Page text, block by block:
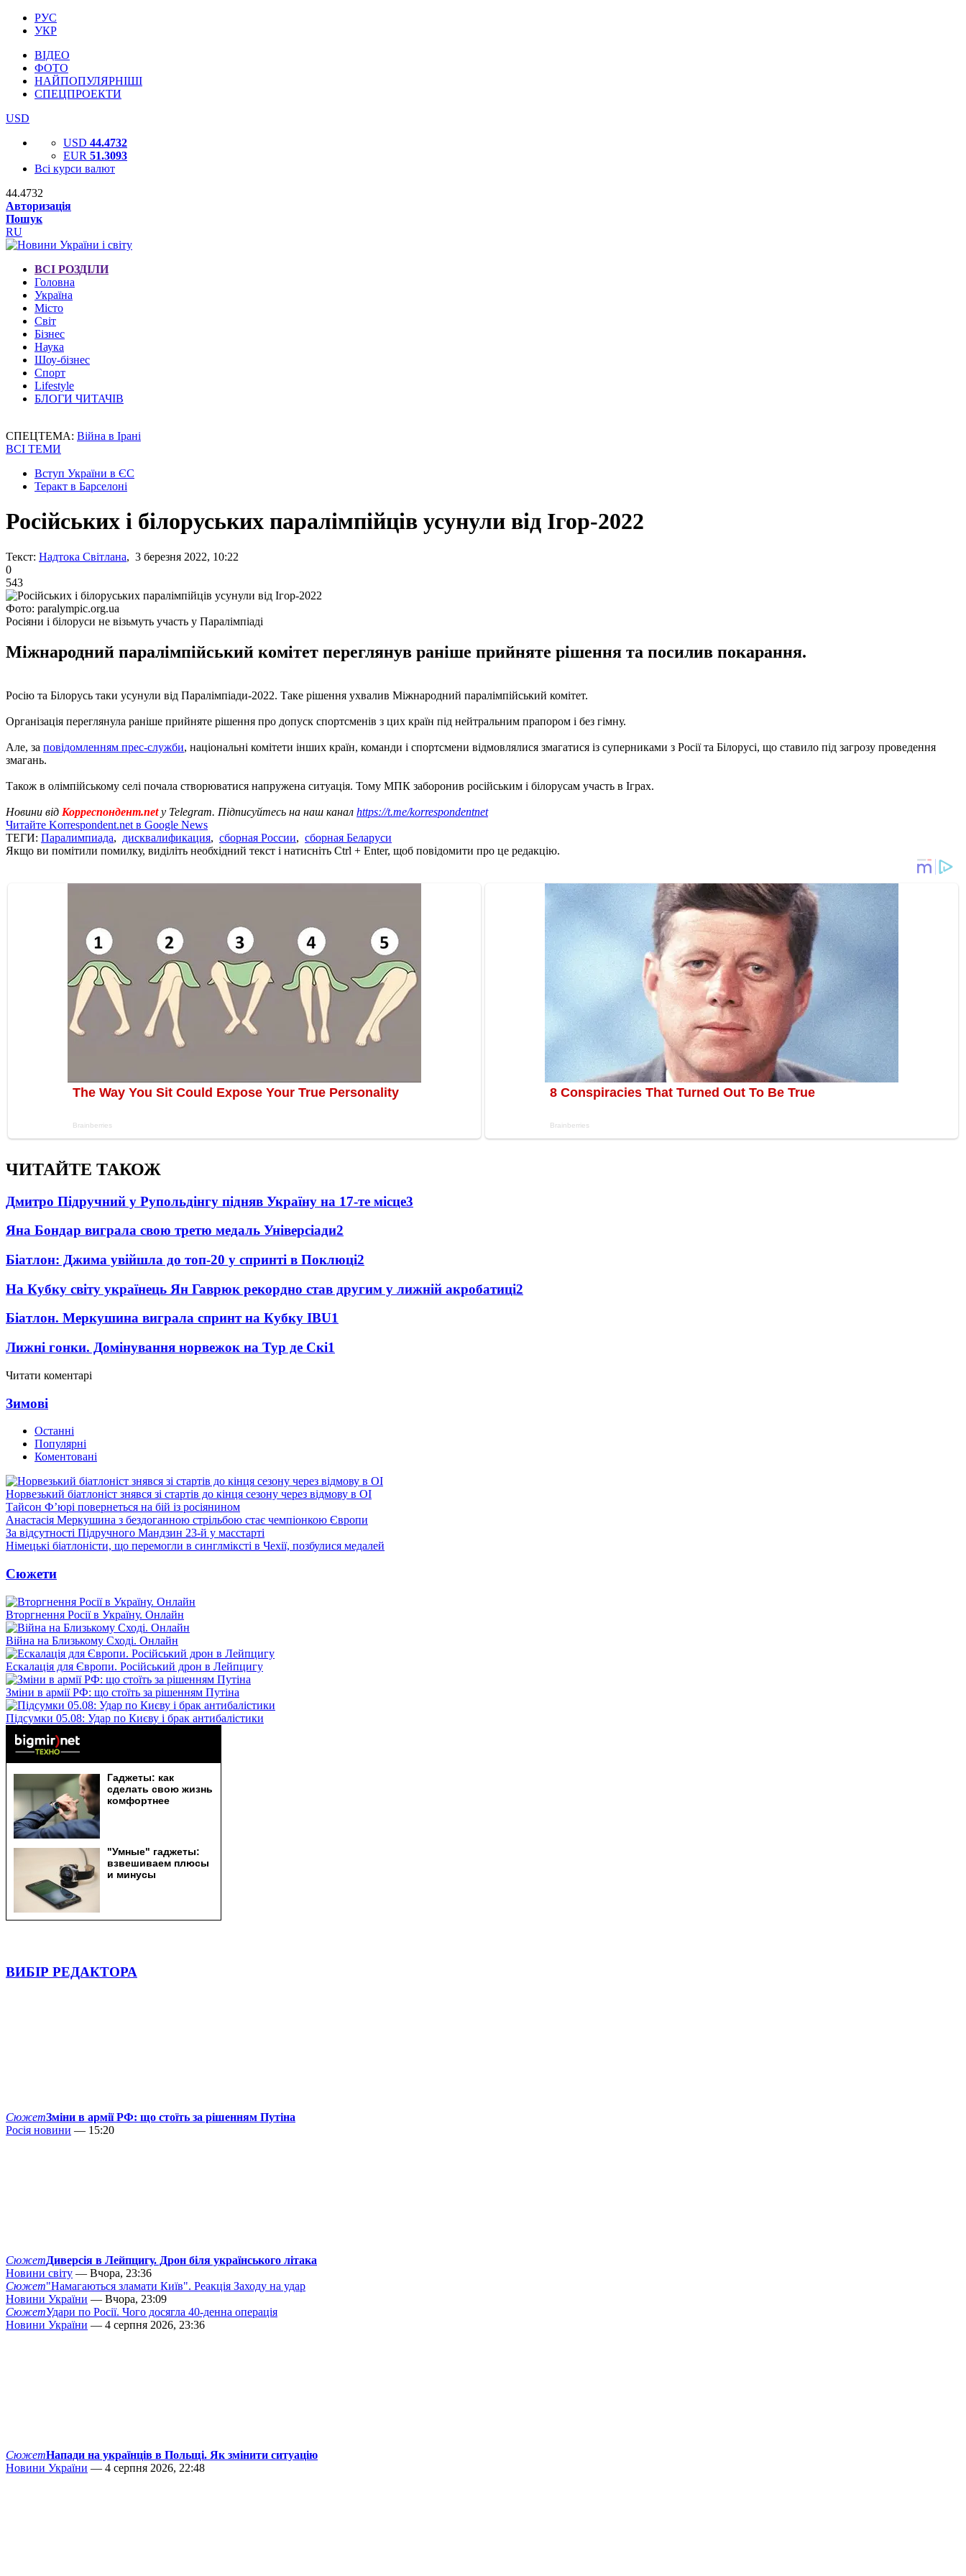
РУС
УКР
ВІДЕО
ФОТО
НАЙПОПУЛЯРНІШІ
СПЕЦПРОЕКТИ
USD
USD 44.4732
EUR 51.3093
Всі курси валют
44.4732
Авторизація
Пошук
RU
ВСІ РОЗДІЛИ
Головна
Україна
Місто
Світ
Бізнес
Наука
Шоу-бізнес
Спорт
Lifestyle
БЛОГИ ЧИТАЧІВ
СПЕЦТЕМА: Війна в Ірані
ВСІ ТЕМИ
Вступ України в ЄС
Теракт в Барселоні
Російських і білоруських паралімпійців усунули від Ігор-2022
Текст: Надтока Світлана, 3 березня 2022, 10:22
0
543
Фото: paralympic.org.ua
Росіяни і білоруси не візьмуть участь у Паралімпіаді
Міжнародний паралімпійський комітет переглянув раніше прийняте рішення та посилив покарання.
Росію та Білорусь таки усунули від Паралімпіади-2022. Таке рішення ухвалив Міжнародний паралімпійський комітет.
Організація переглянула раніше прийняте рішення про допуск спортсменів з цих країн під нейтральним прапором і без гімну.
Але, за повідомленням прес-служби, національні комітети інших країн, команди і спортсмени відмовлялися змагатися із суперниками з Росії та Білорусі, що ставило під загрозу проведення
змагань.
Також в олімпійському селі почала створюватися напружена ситуація. Тому МПК заборонив російським і білорусам участь в Іграх.
Новини від Корреспондент.netу Telegram. Підписуйтесь на наш канал https://t.me/korrespondentnet
Читайте Korrespondent.net в Google News
ТЕГИ: Паралимпиада, дисквалификация, сборная России, сборная Беларуси
Якщо ви помітили помилку, виділіть необхідний текст і натисніть Ctrl + Enter, щоб повідомити про це редакцію.
ЧИТАЙТЕ ТАКОЖ
Дмитро Підручний у Рупольдінгу підняв Україну на 17-те місце3
Яна Бондар виграла свою третю медаль Універсіади2
Біатлон: Джима увійшла до топ-20 у спринті в Поклюці2
На Кубку світу українець Ян Гаврюк рекордно став другим у лижній акробатиці2
Біатлон. Меркушина виграла спринт на Кубку IBU1
Лижні гонки. Домінування норвежок на Тур де Скі1
Читати коментарі
Зимові
Останні
Популярні
Коментовані
Норвезький біатлоніст знявся зі стартів до кінця сезону через відмову в ОІ
Тайсон Ф’юрі повернеться на бій із росіянином
Анастасія Меркушина з бездоганною стрільбою стає чемпіонкою Європи
За відсутності Підручного Мандзин 23-й у масстарті
Німецькі біатлоністи, що перемогли в синглміксті в Чехії, позбулися медалей
Сюжети
Вторгнення Росії в Україну. Онлайн
Війна на Близькому Сході. Онлайн
Ескалація для Європи. Російський дрон в Лейпцигу
Зміни в армії РФ: що стоїть за рішенням Путіна
Підсумки 05.08: Удар по Києву і брак антибалістики
ВИБІР РЕДАКТОРА
СюжетЗміни в армії РФ: що стоїть за рішенням Путіна
Росія новини — 15:20
СюжетДиверсія в Лейпцигу. Дрон біля українського літака
Новини світу — Вчора, 23:36
Сюжет"Намагаються зламати Київ". Реакція Заходу на удар
Новини України — Вчора, 23:09
СюжетУдари по Росії. Чого досягла 40-денна операція
Новини України — 4 серпня 2026, 23:36
СюжетНапади на українців в Польщі. Як змінити ситуацію
Новини України — 4 серпня 2026, 22:48